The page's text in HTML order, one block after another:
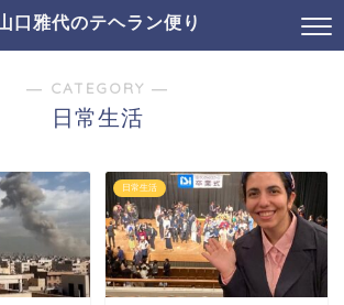
口雅代のテヘラン便り
― CATEGORY ―
日常生活
日常生活